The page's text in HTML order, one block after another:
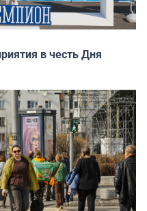
в честь Дня